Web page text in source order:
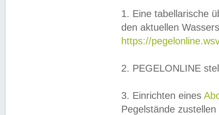
1. Eine tabellarische
den aktuellen
https://
2. PEGELONLINE
3. Einrichten eines
Pegelstände